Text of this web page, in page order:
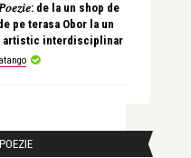
de la un shop de
pe terasa Obor la un
artistic interdisciplinar